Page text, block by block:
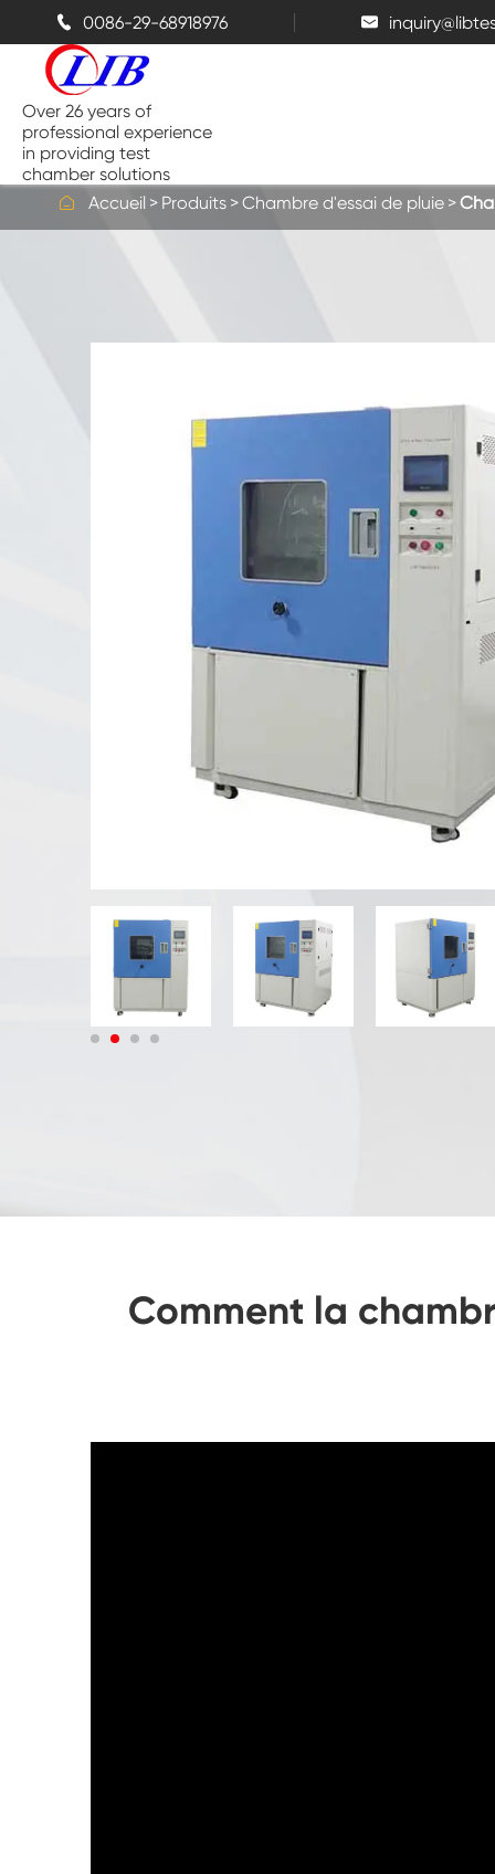
 0086-29-68918976 
Over 26 years of
professional experience
in providing test
chamber solutions
Chambre d'essai de Benchtop
Chambres de pulvérisation de sel
Chambre d'essai de poussière
Chambre d'essai de pluie
Équipement de test IP
 Accueil Produits Chambre d'essai de pluie
Comment la